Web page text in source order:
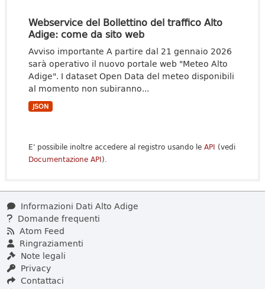
Webservice del Bollettino del traffico Alto
Adige: come da sito web
Avviso importante A partire dal 21 gennaio 2026
sarà operativo il nuovo portale web "Meteo Alto
Adige". I dataset Open Data del meteo disponibili
al momento non subiranno...
JSON
E' possibile inoltre accedere al registro usando le API (vedi
Documentazione API).
Informazioni Dati Alto Adige
Domande frequenti
Atom Feed
Ringraziamenti
Note legali
Privacy
Contattaci